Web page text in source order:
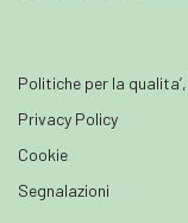
Politiche per la
Privacy Policy
Cookie
Segnalazioni